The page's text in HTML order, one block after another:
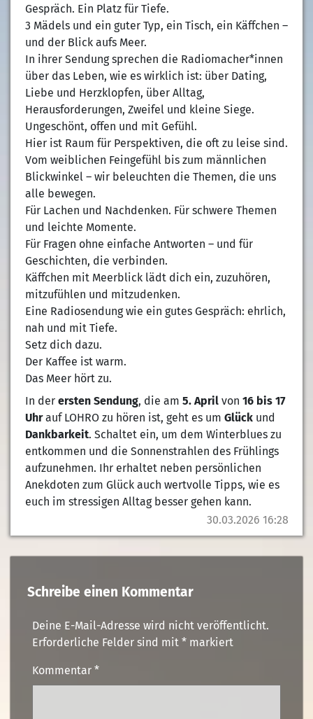
30.03.2026 16:28
Gespräch. Ein Platz für Tiefe.
3 Mädels und ein guter Typ, ein Tisch, ein Käffchen –
und der Blick aufs Meer.
In ihrer Sendung sprechen die Radiomacher*innen
über das Leben, wie es wirklich ist: über Dating,
Liebe und Herzklopfen, über Alltag,
Herausforderungen, Zweifel und kleine Siege.
Ungeschönt, offen und mit Gefühl.
Hier ist Raum für Perspektiven, die oft zu leise sind.
Vom weiblichen Feingefühl bis zum männlichen
Blickwinkel – wir beleuchten die Themen, die uns
alle bewegen.
Für Lachen und Nachdenken. Für schwere Themen
und leichte Momente.
Für Fragen ohne einfache Antworten – und für
Geschichten, die verbinden.
Käffchen mit Meerblick lädt dich ein, zuzuhören,
mitzufühlen und mitzudenken.
Eine Radiosendung wie ein gutes Gespräch: ehrlich,
nah und mit Tiefe.
Setz dich dazu.
Der Kaffee ist warm.
Das Meer hört zu.
In der ersten Sendung, die am 5. Aprilvon 16 bis 17
Uhrauf LOHRO zu hören ist, geht es um Glückund
Dankbarkeit. Schaltet ein, um dem Winterblues zu
entkommen und die Sonnenstrahlen des Frühlings
aufzunehmen. Ihr erhaltet neben persönlichen
Anekdoten zum Glück auch wertvolle Tipps, wie es
euch im stressigen Alltag besser gehen kann.
Schreibe einen Kommentar
Deine E-Mail-Adresse wird nicht veröffentlicht.
Erforderliche Felder sind mit *markiert
Kommentar *